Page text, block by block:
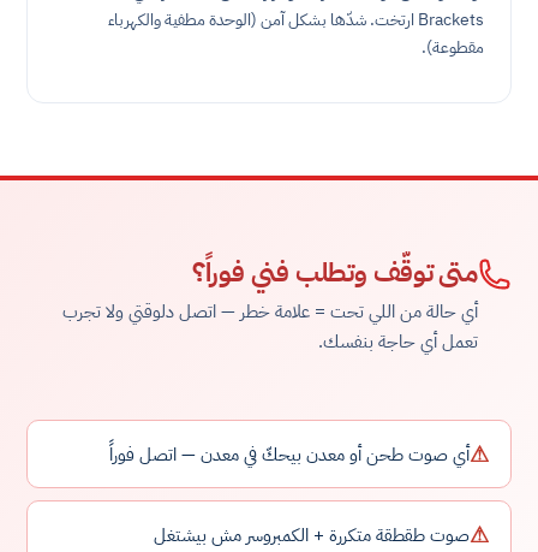
Brackets ارتخت. شدّها بشكل آمن (الوحدة مطفية والكهرباء
مقطوعة).
متى توقّف وتطلب فني فوراً؟
أي حالة من اللي تحت = علامة خطر — اتصل دلوقتي ولا تجرب
تعمل أي حاجة بنفسك.
⚠أي صوت طحن أو معدن بيحكّ في معدن — اتصل فوراً
⚠صوت طقطقة متكررة + الكمبروسر مش بيشتغل